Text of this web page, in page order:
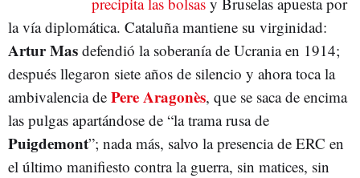
la vía diplomática. Cataluña mantiene su virginidad:
Artur Mas defendió la soberanía de Ucrania en 1914;
después llegaron siete años de silencio y ahora toca la
ambivalencia de Pere Aragonès, que se saca de encima
las pulgas apartándose de “la trama rusa de
Puigdemont”; nada más, salvo la presencia de ERC en
el último manifiesto contra la guerra, sin matices, sin